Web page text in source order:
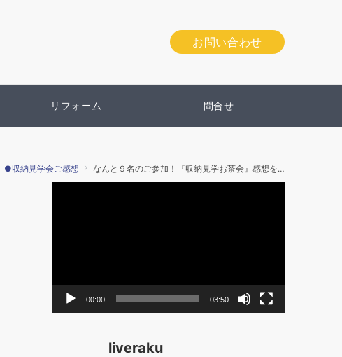
お問い合わせ
リフォーム 問合せ
●収納見学会ご感想 なんと９名のご参加！『収納見学お茶会』感想をご紹介。
00:00 03:50
liveraku